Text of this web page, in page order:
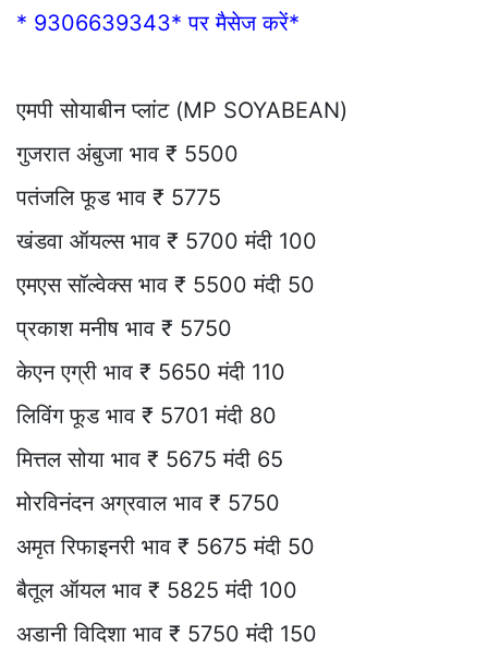
* 9306639343* पर मैसेज करें*
एमपी सोयाबीन प्लांट (MP SOYABEAN)
गुजरात अंबुजा भाव ₹ 5500
पतंजलि फूड भाव ₹ 5775
खंडवा ऑयल्स भाव ₹ 5700 मंदी 100
एमएस सॉल्वेक्स भाव ₹ 5500 मंदी 50
प्रकाश मनीष भाव ₹ 5750
केएन एग्री भाव ₹ 5650 मंदी 110
लिविंग फूड भाव ₹ 5701 मंदी 80
मित्तल सोया भाव ₹ 5675 मंदी 65
मोरविनंदन अग्रवाल भाव ₹ 5750
अमृत रिफाइनरी भाव ₹ 5675 मंदी 50
बैतूल ऑयल भाव ₹ 5825 मंदी 100
अडानी विदिशा भाव ₹ 5750 मंदी 150